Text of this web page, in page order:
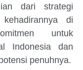
dari strategi
di
untuk
Indonesia dan
penuhnya.